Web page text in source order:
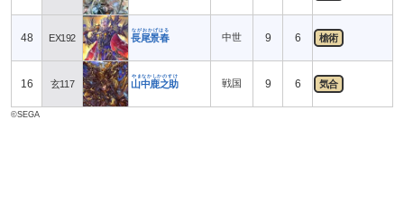
48 EX192 長尾景春
ながおかげはる
中世 9 6 槍術
16 玄117 山中鹿之助
やまなかしかのすけ
戦国 9 6 気合
©SEGA